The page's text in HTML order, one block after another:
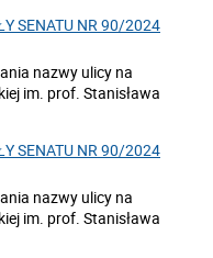
SENATU NR 90/2024
nazwy ulicy na
im. prof. Stanisława
SENATU NR 90/2024
nazwy ulicy na
im. prof. Stanisława